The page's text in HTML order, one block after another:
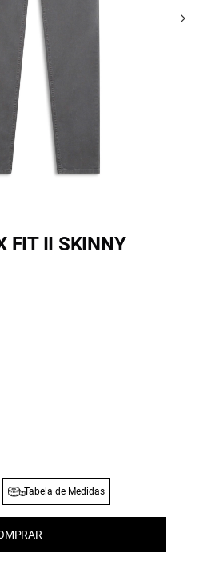
FIT II SKINNY
Tabela de Medidas